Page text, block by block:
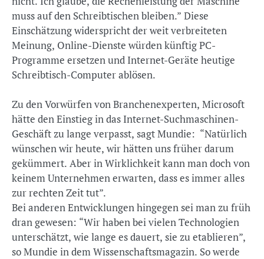
muss auf den Schreibtischen bleiben.” Diese
Einschätzung widerspricht der weit verbreiteten
Meinung, Online-Dienste würden künftig PC-
Programme ersetzen und Internet-Geräte heutige
Schreibtisch-Computer ablösen.
Zu den Vorwürfen von Branchenexperten, Microsoft
hätte den Einstieg in das Internet-Suchmaschinen-
Geschäft zu lange verpasst, sagt Mundie: “Natürlich
wünschen wir heute, wir hätten uns früher darum
gekümmert. Aber in Wirklichkeit kann man doch von
keinem Unternehmen erwarten, dass es immer alles
zur rechten Zeit tut”.
Bei anderen Entwicklungen hingegen sei man zu früh
dran gewesen: “Wir haben bei vielen Technologien
unterschätzt, wie lange es dauert, sie zu etablieren”,
so Mundie in dem Wissenschaftsmagazin. So werde